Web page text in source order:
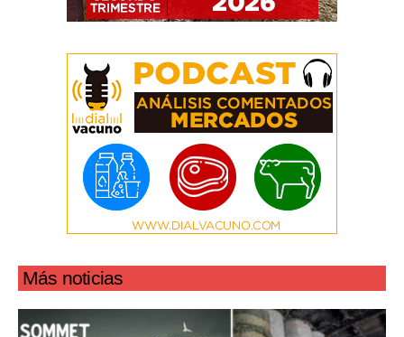
Más noticias